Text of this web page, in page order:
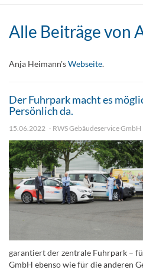
Alle Beiträge von
Anja Heimann'sWebseite.
Der Fuhrpark macht es
Persönlich da.
15.06.2022 RWS Gebäudeservice GmbH
garantiert der zentrale Fuhrpark –
GmbH ebenso wie für die anderen